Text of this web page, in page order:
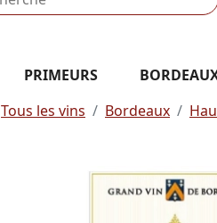
PRIMEURS
Tous les vins Bordeaux